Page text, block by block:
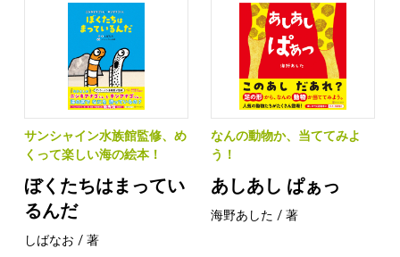
サンシャイン水族館監修、め
くって楽しい海の絵本！
ぼくたちはまってい
るんだ
しばなお / 著
なんの動物か、当ててみよ
う！
あしあし ぱぁっ
海野あした / 著